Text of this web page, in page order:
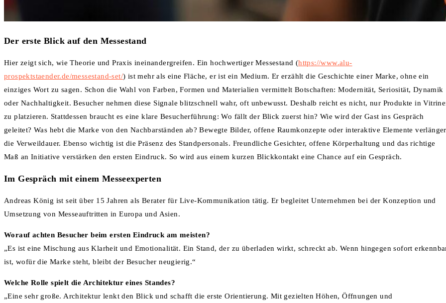
Der erste Blick auf den Messestand
Hier zeigt sich, wie Theorie und Praxis ineinandergreifen. Ein hochwertiger Messestand (https://www.alu-
prospektstaender.de/messestand-set/) ist mehr als eine Fläche, er ist ein Medium. Er erzählt die Geschichte einer Marke, ohne ein
einziges Wort zu sagen. Schon die Wahl von Farben, Formen und Materialien vermittelt Botschaften: Modernität, Seriosität, Dynamik
oder Nachhaltigkeit. Besucher nehmen diese Signale blitzschnell wahr, oft unbewusst. Deshalb reicht es nicht, nur Produkte in
zu platzieren. Stattdessen braucht es eine klare Besucherführung: Wo fällt der Blick zuerst hin? Wie wird der Gast ins Gespräch
geleitet? Was hebt die Marke von den Nachbarständen ab? Bewegte Bilder, offene Raumkonzepte oder interaktive Elemente
die Verweildauer. Ebenso wichtig ist die Präsenz des Standpersonals. Freundliche Gesichter, offene Körperhaltung und das richtige
Maß an Initiative verstärken den ersten Eindruck. So wird aus einem kurzen Blickkontakt eine Chance auf ein Gespräch.
Im Gespräch mit einem Messeexperten
Andreas König ist seit über 15 Jahren als Berater für Live-Kommunikation tätig. Er begleitet Unternehmen bei der Konzeption und
Umsetzung von Messeauftritten in Europa und Asien.
Worauf achten Besucher beim ersten Eindruck am meisten?
„Es ist eine Mischung aus Klarheit und Emotionalität. Ein Stand, der zu überladen wirkt, schreckt ab. Wenn hingegen sofort
ist, wofür die Marke steht, bleibt der Besucher neugierig.“
Welche Rolle spielt die Architektur eines Standes?
„Eine sehr große. Architektur lenkt den Blick und schafft die erste Orientierung. Mit gezielten Höhen, Öffnungen und